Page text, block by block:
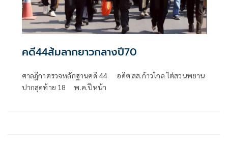
คดี44ส้มลากยาวกลางปี70
ศาลฎีกาตรวจหลักฐานคดี 44 อดีต สส.ก้าวไกล ไต่สวนพยาน
ปากสุดท้าย 18 พ.ค.ปีหน้า